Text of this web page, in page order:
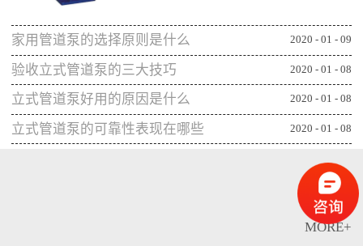
MORE+
一、可获得较规范的售后专业的管道泵生
产机构或厂家往往能更重视售后服务，毕
竟设备类的产品选择专业机构可相应获得
更全面的售后服务，并能及时为出现问题
的管...
家用管道泵的选择原则是什么 2020 - 01 - 09
验收立式管道泵的三大技巧 2020 - 01 - 08
立式管道泵好用的原因是什么 2020 - 01 - 08
立式管道泵的可靠性表现在哪些
2020 - 01 - 08